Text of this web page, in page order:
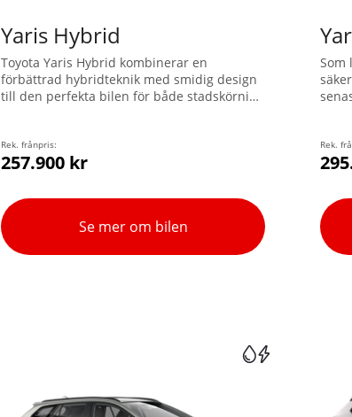
Yaris Hybrid
Toyota Yaris Hybrid kombinerar en
förbättrad hybridteknik med smidig design
till den perfekta bilen för både stadskörning
Hybrid 130. Yaris är rymlig, snabb och
bränslesnål. Upptäck denna
är fullpackad med teknologi.
Rek. frånpris:
257.900 kr
Se mer om bilen
Som
Rek.